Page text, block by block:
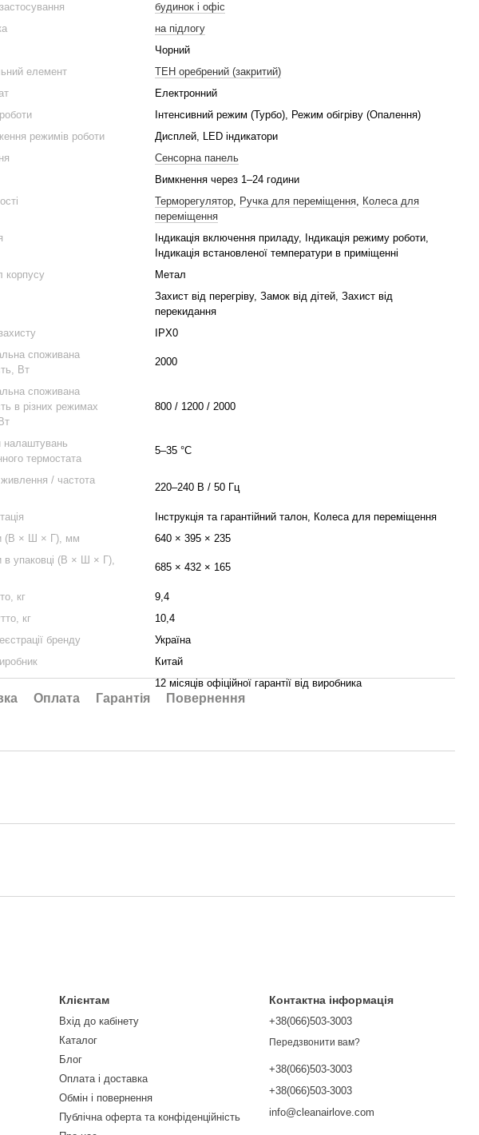
будинок і офіс
на підлогу
Чорний
елемент
ТЕН оребрений (закритий)
Електронний
Інтенсивний режим (Турбо), Режим обігріву (Опалення)
режимів роботи
Дисплей, LED індикатори
Сенсорна панель
Вимкнення через 1–24 години
Терморегулятор, Ручка для переміщення, Колеса для
переміщення
Індикація включення приладу, Індикація режиму роботи,
Індикація встановленої температури в приміщенні
корпусу
Метал
Захист від перегріву, Замок від дітей, Захист від
перекидання
IPX0
споживана
Вт
2000
споживана
в різних режимах
800 / 1200 / 2000
налаштувань
термостата
5–35 °C
/ частота
220–240 В / 50 Гц
Інструкція та гарантійний талон, Колеса для переміщення
(В × Ш × Г), мм
640 × 395 × 235
в упаковці (В × Ш × Г),
685 × 432 × 165
кг
9,4
кг
10,4
бренду
Україна
Китай
12 місяців офіційної гарантії від виробника
Оплата Гарантія Повернення
Клієнтам
Вхід до кабінету
Каталог
Блог
Оплата і доставка
Обмін і повернення
Публічна оферта та конфіденційність
Контактна інформація
+38(066)503-3003
Передзвонити вам?
+38(066)503-3003
+38(066)503-3003
info@cleanairlove.com